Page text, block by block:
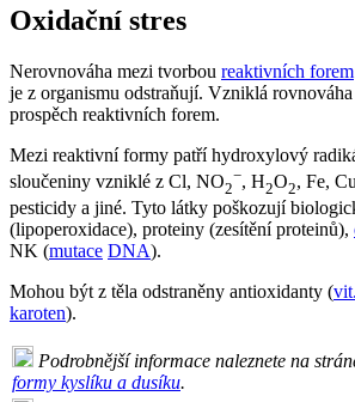
Oxidační stres
Nerovnováha mezi tvorbou reaktivních forem
je z organismu odstraňují. Vzniklá
prospěch reaktivních forem.
Mezi reaktivní formy patří hydroxylový
sloučeniny vzniklé z Cl, NO2
−, H2O2, Fe,
pesticidy a jiné. Tyto látky poškozují
(lipoperoxidace), proteiny (zesítění proteinů),
NK (mutace DNA).
Mohou být z těla odstraněny antioxidanty (
karoten).
Podrobnější informace naleznete na
formy kyslíku a dusíku.